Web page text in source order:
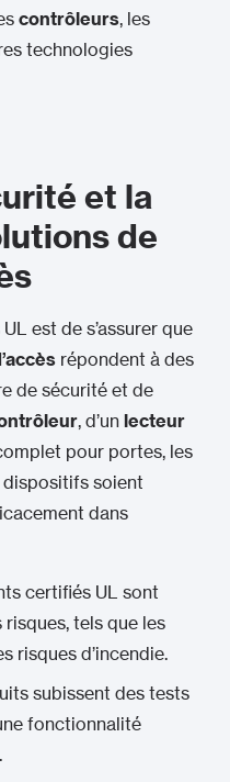
contrôleurs, les
technologies
et la
de
est de s’assurer que
répondent à des
de sécurité et de
, d’un lecteur
pour portes, les
dispositifs soient
dans
certifiés UL sont
tels que les
risques d’incendie.
subissent des tests
fonctionnalité